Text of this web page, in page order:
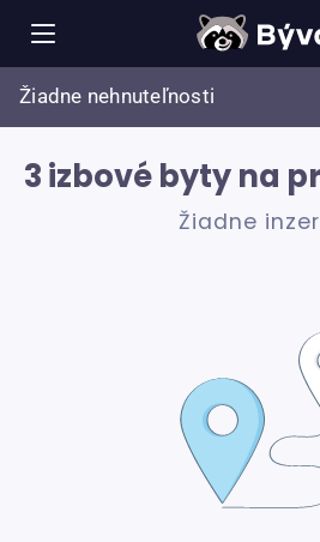
Žiadne nehnuteľnosti
3 izbové byty na
Žiadne